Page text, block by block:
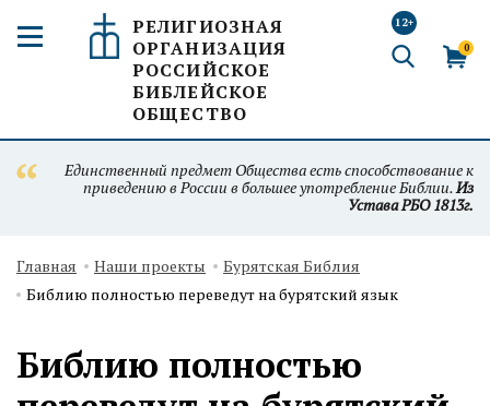
РЕЛИГИОЗНАЯ
ОРГАНИЗАЦИЯ
РОССИЙСКОЕ
БИБЛЕЙСКОЕ
ОБЩЕСТВО
12+
0
Единственный предмет Общества есть способствование к
приведению в России в большее употребление Библии.Из
Устава РБО 1813г.
Главная Наши проекты
Бурятская Библия
Библию полностью переведут на бурятский язык
Библию полностью